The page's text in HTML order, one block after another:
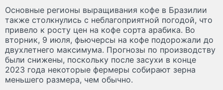
Основные регионы выращивания кофе в Бразилии
также столкнулись с неблагоприятной погодой, что
привело к росту цен на кофе сорта арабика. Во
вторник, 9 июля, фьючерсы на кофе подорожали до
двухлетнего максимума. Прогнозы по производству
были снижены, поскольку после засухи в конце
2023 года некоторые фермеры собирают зерна
меньшего размера, чем обычно.